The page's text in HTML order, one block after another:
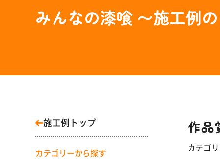
みんなの漆喰 〜施工例
施工例トップ
カテゴリーから探す
作品
カテゴ